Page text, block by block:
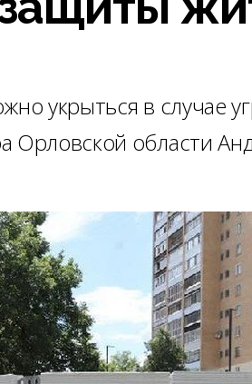
укрыться в случае
Орловской области